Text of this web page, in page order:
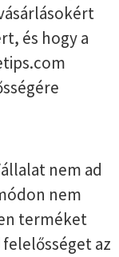
és hogy a
nem ad
nem
terméket
az